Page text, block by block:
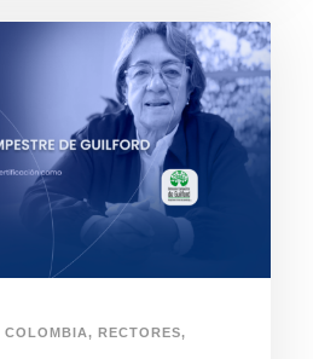
COLOMBIA, RECTORES,